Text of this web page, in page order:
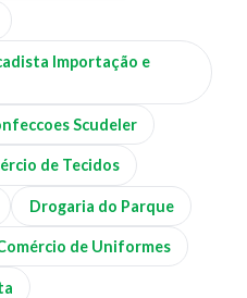
Importação e
Scudeler
de Tecidos
Drogaria do Parque
de Uniformes